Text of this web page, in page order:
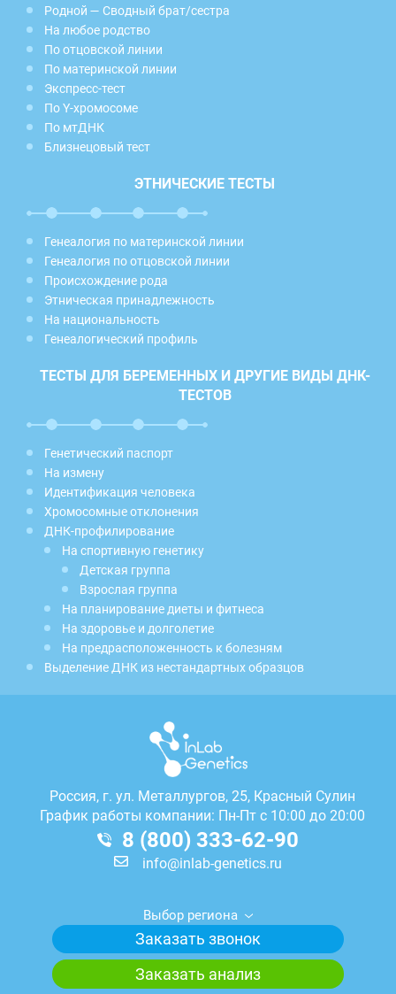
Родной — Сводный брат/сестра
На любое родство
По отцовской линии
По материнской линии
Экспресс-тест
По Y-хромосоме
По мтДНК
Близнецовый тест
ЭТНИЧЕСКИЕ ТЕСТЫ
Генеалогия по материнской линии
Генеалогия по отцовской линии
Происхождение рода
Этническая принадлежность
На национальность
Генеалогический профиль
ТЕСТЫ ДЛЯ БЕРЕМЕННЫХ И ДРУГИЕ ВИДЫ ДНК-
ТЕСТОВ
Генетический паспорт
На измену
Идентификация человека
Хромосомные отклонения
ДНК-профилирование
На спортивную генетику
Детская группа
Взрослая группа
На планирование диеты и фитнеса
На здоровье и долголетие
На предрасположенность к болезням
Выделение ДНК из нестандартных образцов
Россия, г. ул. Металлургов, 25, Красный Сулин
График работы компании: Пн-Пт с 10:00 до 20:00
8 (800) 333-62-90
info@inlab-genetics.ru
Выбор региона
Заказать звонок
Заказать анализ